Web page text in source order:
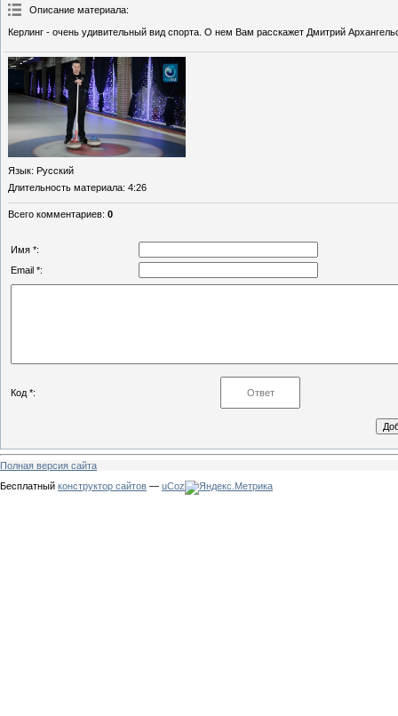
Описание материала:
Керлинг - очень удивительный вид спорта. О нем Вам расскажет Дмитрий
Язык: Русский
Длительность материала: 4:26
Всего комментариев: 0
Имя *:
Email *:
Код *:
Полная версия сайта
Бесплатный конструктор сайтов — uCoz